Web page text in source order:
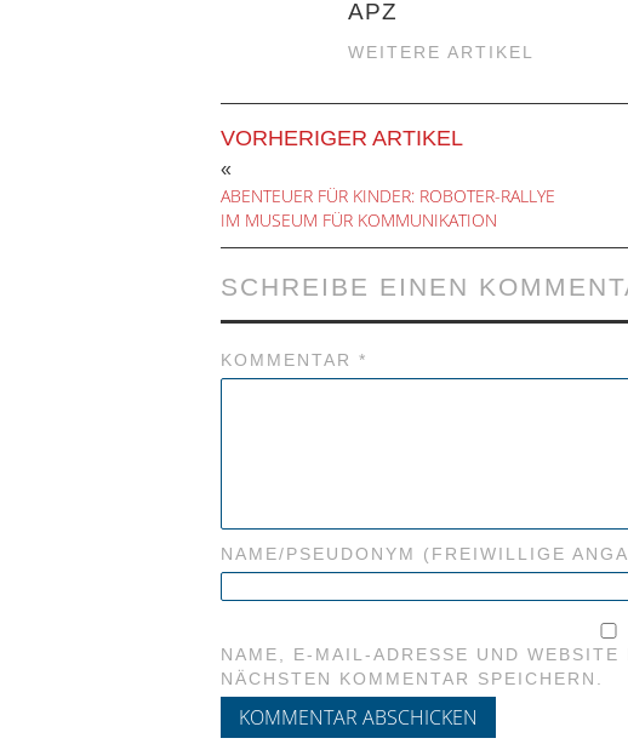
APZ
WEITERE ARTIKEL
VORHERIGER ARTIKEL
«
ABENTEUER FÜR KINDER: ROBOTER-RALLYE
IM MUSEUM FÜR KOMMUNIKATION
SCHREIBE EINEN
KOMMENTAR *
NAME/PSEUDONYM (FREIWILLIGE
NAME, E-MAIL-ADRESSE UND
NÄCHSTEN KOMMENTAR SPEICHERN.